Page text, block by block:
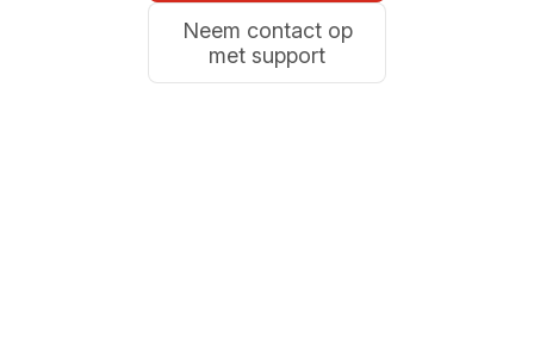
Neem contact op
met support